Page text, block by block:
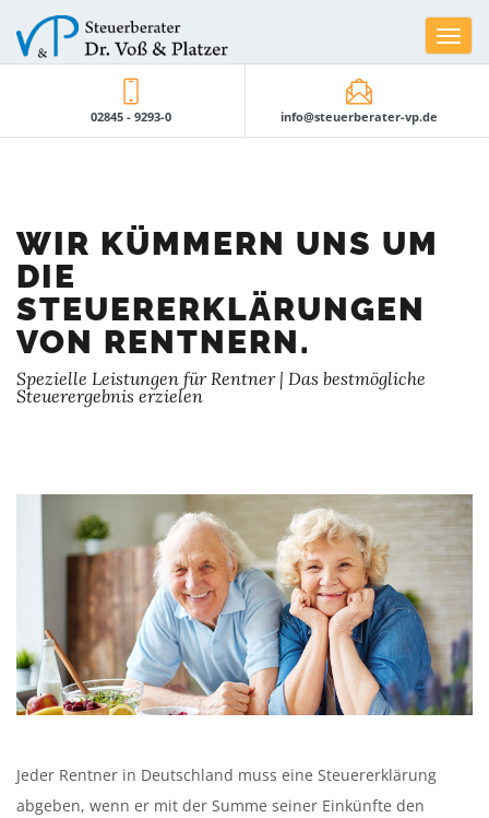
Toggle
02845 - 9293-0 info@steuerberater-vp.de
WIR KÜMMERN UNS UM
DIE
STEUERERKLÄRUNGEN
VON RENTNERN.
Spezielle Leistungen für Rentner | Das bestmögliche
Steuerergebnis erzielen
Jeder Rentner in Deutschland muss eine Steuererklärung
abgeben, wenn er mit der Summe seiner Einkünfte den